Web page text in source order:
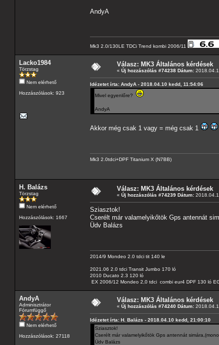
AndyA
Mk3 2.0/130LE TDCi Trend kombi 2006/11
Lacko1984
Törzstag
Nem elérhető
Hozzászólások: 923
Válasz: MK3 Általános kérdések
« Új hozzászólás #74238 Dátum:
Idézetet írta: AndyA - 2018.04.10 kedd, 11:54:06
Mivel egyenlőre?
AndyA
Akkor még csak 1 vagy = még csak 1
Mk3 2.0tdci+DPF Titanium X (N7BB)
H. Balázs
Törzstag
Nem elérhető
Hozzászólások: 1667
Válasz: MK3 Általános kérdések
« Új hozzászólás #74239 Dátum:
Sziasztok!
Cserélt már valamelyikőtök Gps antennát
Üdv Balázs
2014/9 Mondeo 2.0 tdci tit 140 le
2021.06 2.0 tdci Transit Jumbo 170 ló
2010 Ducato 2.3 120 ló
EX 2006/12 Mondeo 2,0 tdci combi eur4 DPF 130 ló
AndyA
Adminisztrátor
Fórumfüggő
Nem elérhető
Hozzászólások: 27118
Válasz: MK3 Általános kérdések
« Új hozzászólás #74240 Dátum:
Idézetet írta: H. Balázs - 2018.04.10 kedd, 21:00:10
Sziasztok!
Cserélt már valamelyikőtök Gps antennát
Üdv Balázs